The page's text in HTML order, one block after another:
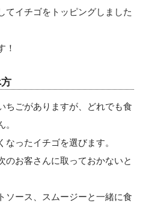
てイチゴをトッピングしました
！
ちごがありますが、どれでも食
ったイチゴを選びます。
のお客さんに取っておかないと
ソース、スムージーと一緒に食